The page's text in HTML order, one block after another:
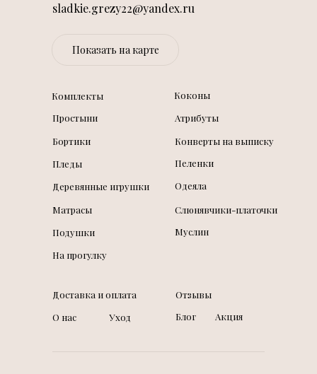
Комплекты
Простыни
Бортики
Матрасы
Пледы
Подушки
Конверты на выписку
Слюнявчики-платочки
Пеленки
Муслин
Одеяла
Акция
Коконы
Деревянные игрушки
На прогулку
Доставка и оплата
Атрибуты
sladkie.grezy22@yandex.ru
О нас
Отзывы
Блог
Показать на карте
Уход